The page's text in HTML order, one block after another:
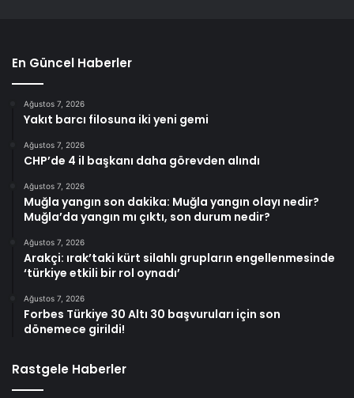
En Güncel Haberler
Ağustos 7, 2026
Yakıt barcı filosuna iki yeni gemi
Ağustos 7, 2026
CHP’de 4 il başkanı daha görevden alındı
Ağustos 7, 2026
Muğla yangın son dakika: Muğla yangın olayı nedir?
Muğla’da yangın mı çıktı, son durum nedir?
Ağustos 7, 2026
Arakçi: ırak’taki kürt silahlı grupların engellenmesinde
‘türkiye etkili bir rol oynadı’
Ağustos 7, 2026
Forbes Türkiye 30 Altı 30 başvuruları için son
dönemece girildi!
Rastgele Haberler